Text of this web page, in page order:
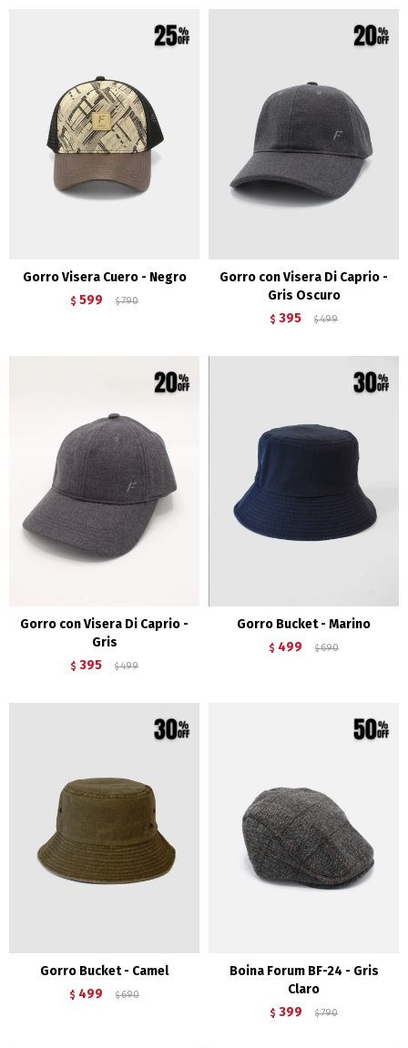
Gorro Visera Cuero - Negro
$ 599 $ 790
Gorro con Visera Di Caprio -
Gris Oscuro
$ 395 $ 499
Gorro con Visera Di Caprio -
Gris
$ 395 $ 499
Gorro Bucket - Marino
$ 499 $ 690
Gorro Bucket - Camel
$ 499 $ 690
Boina Forum BF-24 - Gris
Claro
$ 399 $ 790